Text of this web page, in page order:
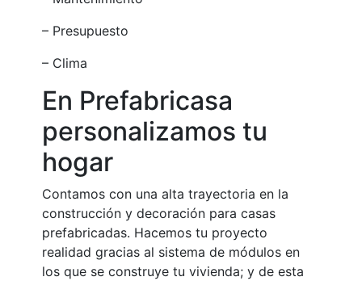
– Presupuesto
– Clima
En Prefabricasa
personalizamos tu
hogar
Contamos con una alta trayectoria en la
construcción y decoración para casas
prefabricadas. Hacemos tu proyecto
realidad gracias al sistema de módulos en
los que se construye tu vivienda; y de esta